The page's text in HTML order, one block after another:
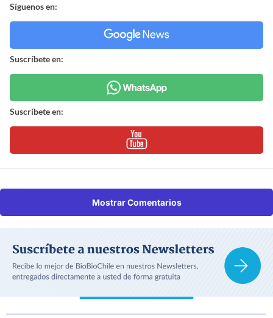
Síguenos en:
Suscríbete en:
Suscríbete en:
Mostrar Comentarios